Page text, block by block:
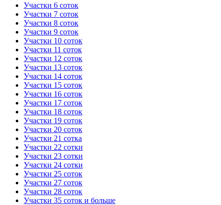
Участки 6 соток
Участки 7 соток
Участки 8 соток
Участки 9 соток
Участки 10 соток
Участки 11 соток
Участки 12 соток
Участки 13 соток
Участки 14 соток
Участки 15 соток
Участки 16 соток
Участки 17 соток
Участки 18 соток
Участки 19 соток
Участки 20 соток
Участки 21 сотка
Участки 22 сотки
Участки 23 сотки
Участки 24 сотки
Участки 25 соток
Участки 27 соток
Участки 28 соток
Участки 35 соток и больше